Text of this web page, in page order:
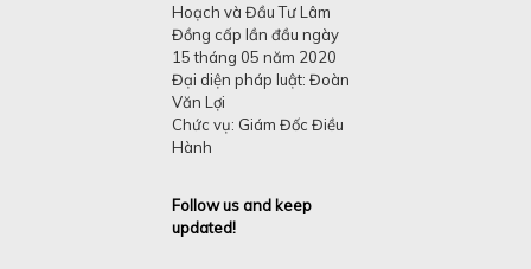
Hoạch và Đầu Tư Lâm
Đồng cấp lần đầu ngày
15 tháng 05 năm 2020
Đại diện pháp luật: Đoàn
Văn Lợi
Chức vụ: Giám Đốc Điều
Hành
Follow us and keep
updated!